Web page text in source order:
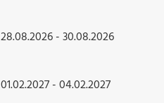
28.08.2026 - 30.08.2026
01.02.2027 - 04.02.2027